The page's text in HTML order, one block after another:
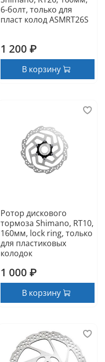
6-болт, только для
пласт колод ASMRT26S
1 200 ₽
В корзину
Ротор дискового
тормоза Shimano, RT10,
160мм, lock ring, только
для пластиковых
колодок
1 000 ₽
В корзину